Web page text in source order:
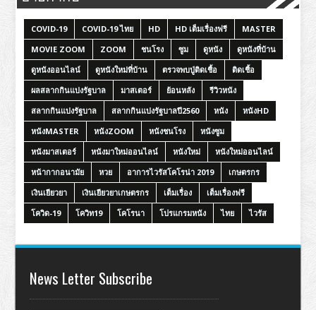
COVID-19 COVID-19 ไทย HD HD เต็มเรื่องฟรี
MASTER
MOVIE ZOOM
ZOOM ชนโรง ซูม ดูหนัง
ดูหนังที่บ้าน
ดูหนังออนไลน์
ดูหนังใหม่ที่บ้าน ตรวจพบปู่ติดเชื้อ
ติดเชื้อ
ผลสลากกินแบ่งรัฐบาล
มาสเตอร์ ย้อนหลัง
รีวิวหนัง
สลากกินแบ่งรัฐบาล
สลากกินแบ่งรัฐบาลปี2560 หนัง
หนังHD
หนังMASTER
หนังZOOM หนังชนโรง
หนังซูม
หนังมาสเตอร์
หนังมาใหม่ออนไลน์ หนังใหม่
หนังใหม่ออนไลน์
หน้ากากอนามัย
หวย อาการไวรัสโคโรน่า 2019
เกษตรกร
เงินเยียวยา
เงินเยียวยาเกษตรกร เต็มเรื่อง
เต็มเรื่องฟรี
โควิด-19
โควิท19 โคโรนา โปรแกรมหนัง ไทย ไวรัส
News Letter Subscribe